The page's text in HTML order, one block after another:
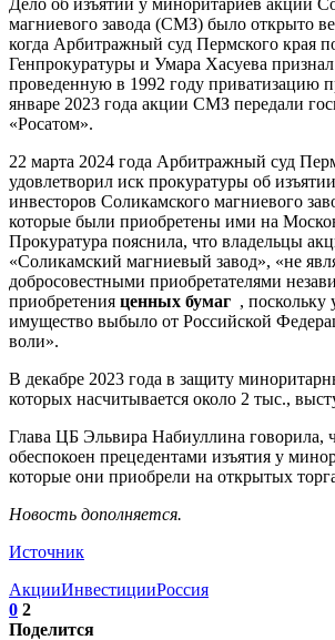
магниевого завода (СМЗ) было открыто
когда Арбитражный суд Пермского края
Генпрокуратуры и Умара Хасуева
проведенную в 1992 году приватизацию
январе 2023 года акции СМЗ передали
«Росатом».
22 марта 2024 года Арбитражный суд
удовлетворил иск прокуратуры об
инвесторов Соликамского магниевого
которые были приобретены ими на
Прокуратура пояснила, что владельцы
«Соликамский магниевый завод», «не
добросовестными приобретателями
приобретения ценных бумаг , поскольку
имущество выбыло от Российской
воли».
В декабре 2023 года в защиту
которых насчитывается около 2 тыс.,
Глава ЦБ Эльвира Набиуллина говорила,
обеспокоен прецедентами изъятия у
которые они приобрели на открытых
Новость дополняется.
Источник
АкцииИнвестицииРоссия
0 2
Поделится